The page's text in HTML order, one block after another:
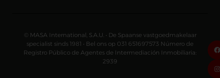
© MASA International, S.A.U. • De Spaanse vastgoedmakelaar
specialist sinds 1981 • Bel ons op 031 651697573 Número de
Registro Público de Agentes de Intermediación Inmobiliaria:
2939